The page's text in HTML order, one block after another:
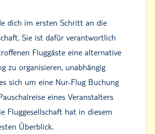
dich im ersten Schritt an die
Sie ist dafür verantwortlich
Fluggäste eine alternative
zu organisieren, unabhängig
sich um eine Nur-Flug Buchung
eines Veranstalters
Fluggesellschaft hat in diesem
Überblick.